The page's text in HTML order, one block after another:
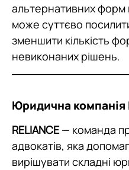
альтернативних форм
може суттєво
зменшити кількість
невиконаних рішень.
Юридична компанія
RELIANCE— команда
адвокатів, яка
вирішувати складні